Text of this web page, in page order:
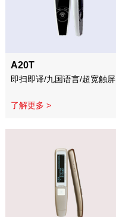
A20T
即扫即译/九国语言/超宽触屏
了解更多 >